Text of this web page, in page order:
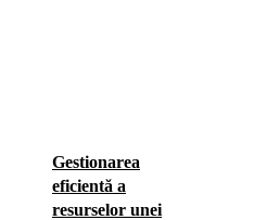
Gestionarea
eficientă a
resurselor unei